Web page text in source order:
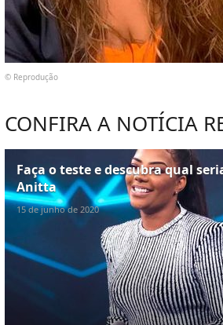
© Reprodução
CONFIRA A NOTÍCIA
Faça o teste e descubra qual
Anitta
15 de junho de 2020